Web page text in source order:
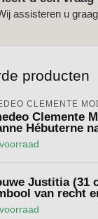
assisteren u
producten
CLEMENTE
Clemente
Hébuterne
Justitia (31
van recht